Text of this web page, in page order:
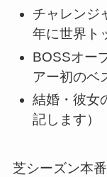
チャレンジ
年に世界ト
BOSSオー
アー初のベ
結婚・彼女
記します）
芝シーズン本